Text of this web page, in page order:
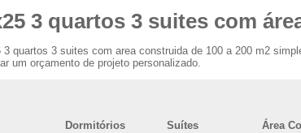
3 quartos 3 suites com
quartos 3 suites com area construida de 100 a 200 m2
um orçamento de projeto personalizado.
Dormitórios
Suítes
Área